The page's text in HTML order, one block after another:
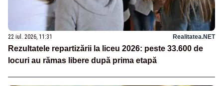
22 iul. 2026, 11:31 Realitatea.NET
Rezultatele repartizării la liceu 2026: peste 33.600 de
locuri au rămas libere după prima etapă